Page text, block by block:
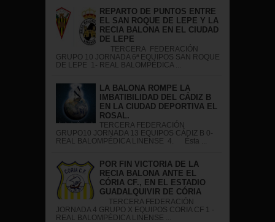
REPARTO DE PUNTOS ENTRE
EL SAN ROQUE DE LEPE Y LA
RECIA BALONA EN EL CIUDAD
DE LEPE
TERCERA FEDERACIÓN
GRUPO 10 JORNADA 6ª EQUIPOS SAN ROQUE
DE LEPE 1- REAL BALOMPÉDICA ...
LA BALONA ROMPE LA
IMBATIBILIDAD DEL CÁDIZ B
EN LA CIUDAD DEPORTIVA EL
ROSAL.
TERCERA FEDERACIÓN
GRUPO10 JORNADA 13 EQUIPOS CÁDIZ B 0-
REAL BALOMPÉDICA LINENSE 4. Ésta ...
POR FIN VICTORIA DE LA
RECIA BALONA ANTE EL
CÓRIA CF., EN EL ESTADIO
GUADALQUIVIR DE CÓRIA
TERCERA FEDERACIÓN
JORNADA 4 GRUPO X EQUIPOS CORIA CF 1 -
REAL BALOMPÉDICA LINENSE ...